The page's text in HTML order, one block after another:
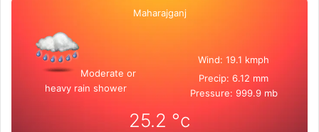
Maharajganj
Moderate or
heavy rain shower
Wind: 19.1 kmph
Precip: 6.12 mm
Pressure: 999.9 mb
25.2 °c